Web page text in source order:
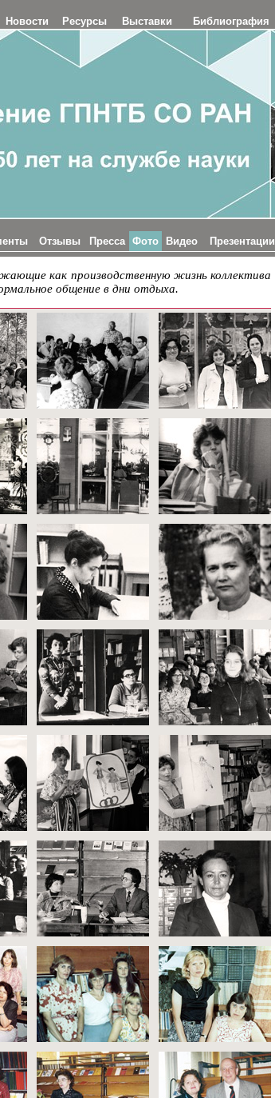
Новости Ресурсы Выставки Библиография
Отзывы Пресса Фото Видео Презентации
как производственную жизнь коллектива
общение в дни отдыха.